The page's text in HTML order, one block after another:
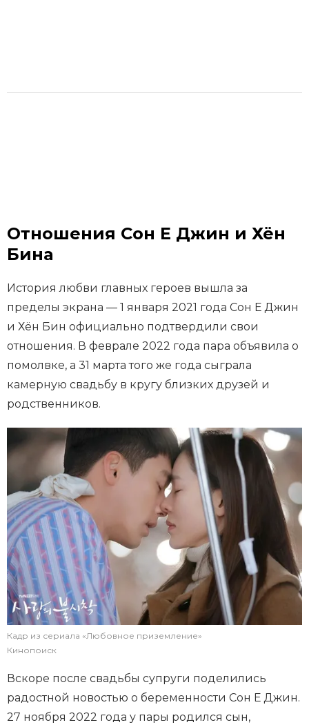
Отношения Сон Е Джин и Хён
Бина
История любви главных героев вышла за
пределы экрана — 1 января 2021 года Сон Е Джин
и Хён Бин официально подтвердили свои
отношения. В феврале 2022 года пара объявила о
помолвке, а 31 марта того же года сыграла
камерную свадьбу в кругу близких друзей и
родственников.
Кадр из сериала «Любовное приземление»
Кинопоиск
Вскоре после свадьбы супруги поделились
радостной новостью о беременности Сон Е Джин.
27 ноября 2022 года у пары родился сын,